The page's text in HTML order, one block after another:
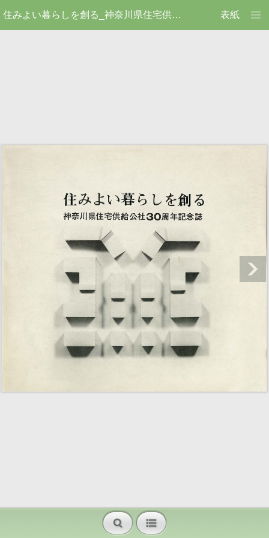
住みよい暮らしを創る_神奈川県住宅供給公社30周年記念誌 表紙